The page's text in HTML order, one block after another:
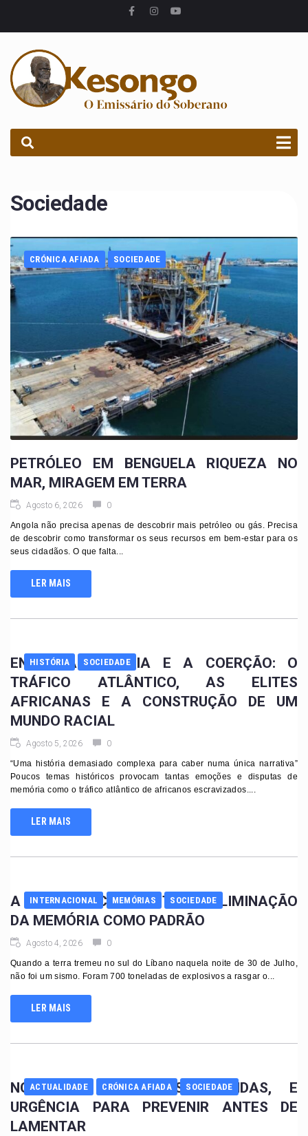
Sociedade
CRÓNICA AFIADA SOCIEDADE
PETRÓLEO EM BENGUELA RIQUEZA NO
MAR, MIRAGEM EM TERRA
Agosto 6, 2026 0
Angola não precisa apenas de descobrir mais petróleo ou gás. Precisa
de descobrir como transformar os seus recursos em bem-estar para os
seus cidadãos. O que falta...
LER MAIS
HISTÓRIA SOCIEDADE
ENTRE A AGÊNCIA E A COERÇÃO: O
TRÁFICO ATLÂNTICO, AS ELITES
AFRICANAS E A CONSTRUÇÃO DE UM
MUNDO RACIAL
Agosto 5, 2026 0
“Uma história demasiado complexa para caber numa única narrativa”
Poucos temas históricos provocam tantas emoções e disputas de
memória como o tráfico atlântico de africanos escravizados....
LER MAIS
INTERNACIONAL MEMÓRIAS SOCIEDADE
A BARBÁRIE COM ROSTO E A ELIMINAÇÃO
DA MEMÓRIA COMO PADRÃO
Agosto 4, 2026 0
Quando a terra tremeu no sul do Líbano naquela noite de 30 de Julho,
não foi um sismo. Foram 700 toneladas de explosivos a rasgar o...
LER MAIS
ACTUALIDADE CRÓNICA AFIADA SOCIEDADE
NGANGULA. 22 VIDAS PERDIDAS, E
URGÊNCIA PARA PREVENIR ANTES DE
LAMENTAR